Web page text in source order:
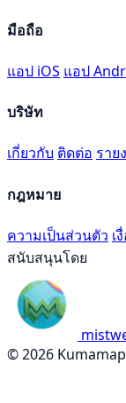
มือถือ
แอป iOS แอป
บริษัท
เกี่ยวกับ ติดต่อ ราย
กฎหมาย
ความเป็นส่วนตัว เ
สนับสนุนโดย
© 2026 Kumamap